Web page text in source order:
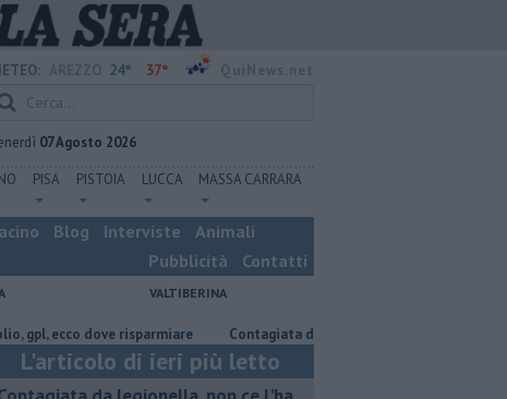
24° 37°
07 Agosto 2026
PISA PISTOIA LUCCA MASSA CARRARA
Blog Interviste
Animali
Pubblicità
Contatti
VALTIBERINA
dove risparmiare Contagiata da legionella, non ce l'ha fatta
L'articolo di ieri più letto